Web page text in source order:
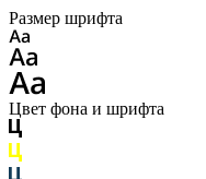
Размер шрифта
Цвет фона и шрифта